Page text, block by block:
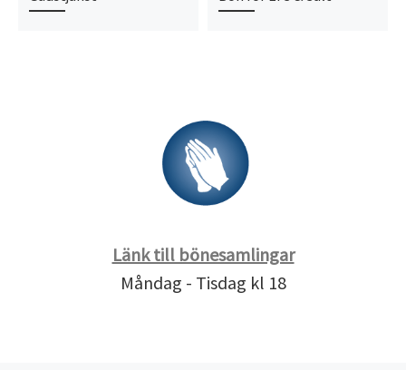
Länk till bönesamlingar
Måndag - Tisdag kl 18